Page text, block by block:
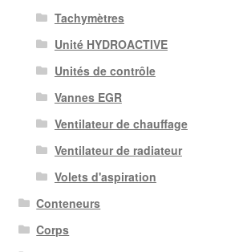
Tachymètres
Unité HYDROACTIVE
Unités de contrôle
Vannes EGR
Ventilateur de chauffage
Ventilateur de radiateur
Volets d'aspiration
Conteneurs
Corps